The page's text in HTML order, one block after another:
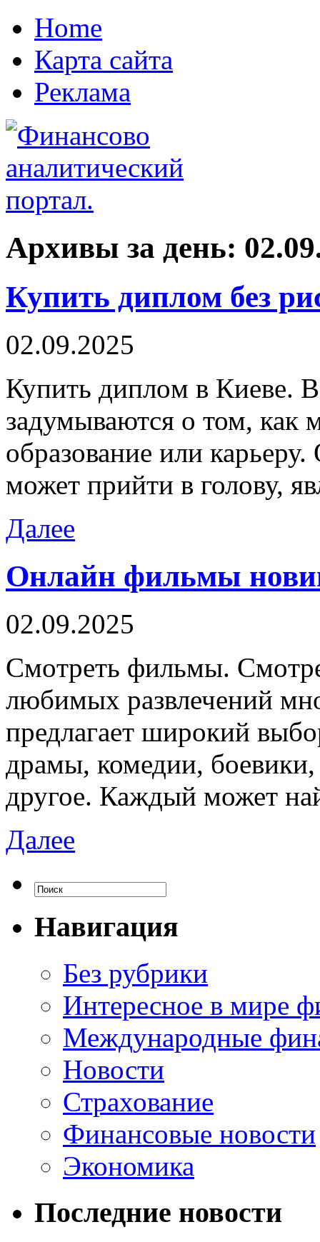
Home
Карта сайта
Реклама
Архивы за день:
Купить диплом без
02.09.2025
Купить диплoм в Киeвe.
задумываются о том,
образование или
может прийти в голову,
Далее
Онлайн фильмы
02.09.2025
Смoтрeть фильмы.
любимых развлечений
предлагает широкий
драмы, комедии,
другое. Каждый может
Далее
Навигация
Без рубрики
Интересное в мире
Международные
Новости
Страхование
Финансовые новости
Экономика
Последние новости